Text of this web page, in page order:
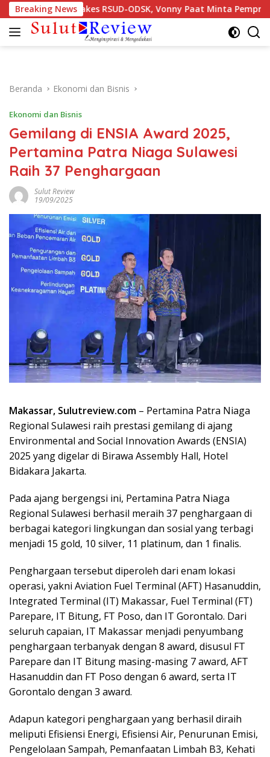
Langsung
ke
konten
Breaking News
dan Nakes RSUD-ODSK, Vonny Paat Minta Pemprov
Beranda Ekonomi dan Bisnis
Ekonomi dan Bisnis
Gemilang di ENSIA Award 2025,
Pertamina Patra Niaga Sulawesi
Raih 37 Penghargaan
Sulut Review
19/09/2025
Makassar, Sulutreview.com – Pertamina Patra Niaga
Regional Sulawesi raih prestasi gemilang di ajang
Environmental and Social Innovation Awards (ENSIA)
2025 yang digelar di Birawa Assembly Hall, Hotel
Bidakara Jakarta.
Pada ajang bergengsi ini, Pertamina Patra Niaga
Regional Sulawesi berhasil meraih 37 penghargaan di
berbagai kategori lingkungan dan sosial yang terbagi
menjadi 15 gold, 10 silver, 11 platinum, dan 1 finalis.
Penghargaan tersebut diperoleh dari enam lokasi
operasi, yakni Aviation Fuel Terminal (AFT) Hasanuddin,
Integrated Terminal (IT) Makassar, Fuel Terminal (FT)
Parepare, IT Bitung, FT Poso, dan IT Gorontalo. Dari
seluruh capaian, IT Makassar menjadi penyumbang
penghargaan terbanyak dengan 8 award, disusul FT
Parepare dan IT Bitung masing-masing 7 award, AFT
Hasanuddin dan FT Poso dengan 6 award, serta IT
Gorontalo dengan 3 award.
Adapun kategori penghargaan yang berhasil diraih
meliputi Efisiensi Energi, Efisiensi Air, Penurunan Emisi,
Pengelolaan Sampah, Pemanfaatan Limbah B3, Kehati